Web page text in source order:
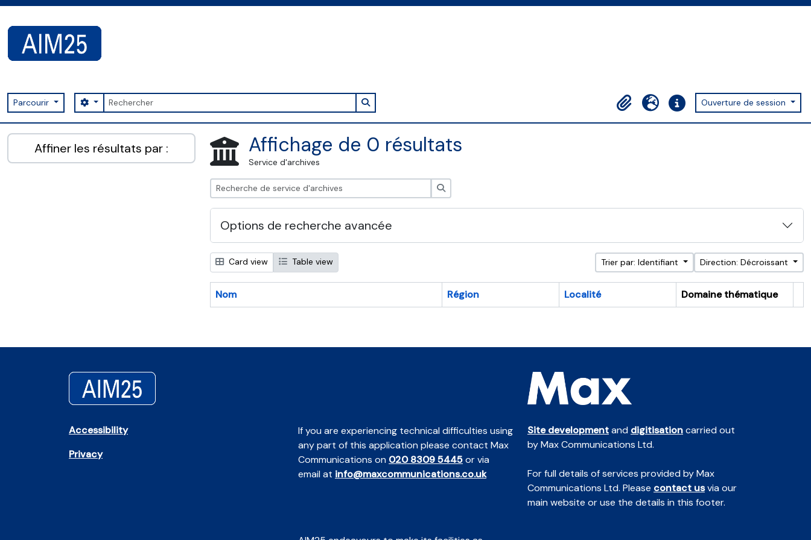
Parcourir Rechercher
Search options Search in browse page
Presse-papier
LangueLiens rapidesOuverture de session
AIM25 - AtoM 2.8.2
Affiner les résultats par : Affichage de 0 résultats
Service d'archives
Options de recherche avancée
Card view Table view Trier par: Identifiant Direction: Décroissant
Nom Région Localité
Domaine thématique
Accessibility
Privacy
If you are experiencing technical difficulties using
any part of this application please contact Max
Communications on 020 8309 5445or via
email at info@maxcommunications.co.uk
Site developmentand digitisationcarried out
by Max Communications Ltd.
For full details of services provided by Max
Communications Ltd. Please contact usvia our
main website or use the details in this footer.